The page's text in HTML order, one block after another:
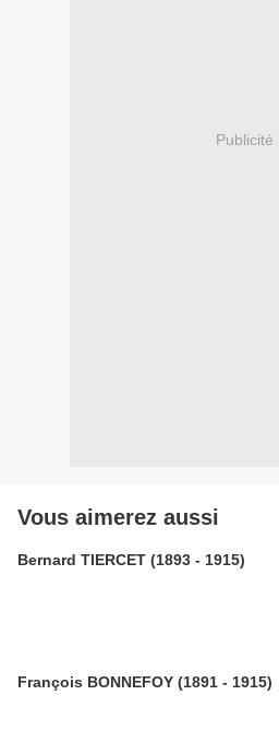
Publicité
Vous aimerez aussi
Bernard TIERCET (1893 - 1915)
François BONNEFOY (1891 - 1915)